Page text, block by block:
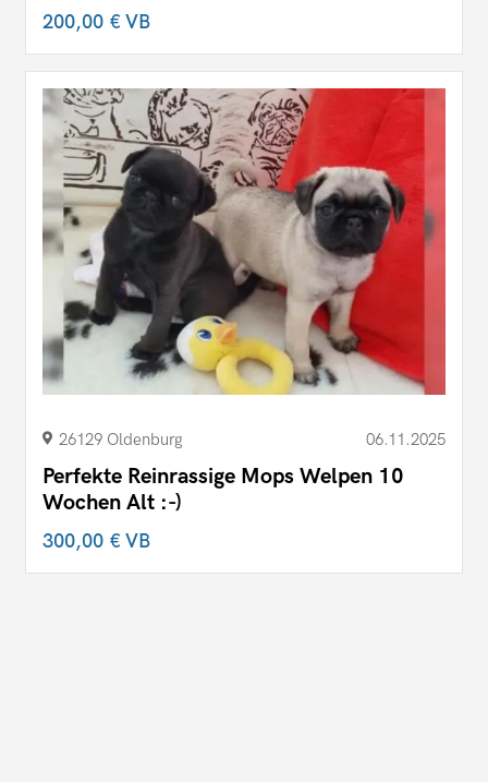
200,00 €VB
26129 Oldenburg 06.11.2025
Perfekte Reinrassige Mops Welpen 10
Wochen Alt :-)
300,00 €VB